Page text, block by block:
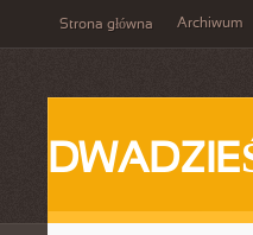
Strona główna Archiwum